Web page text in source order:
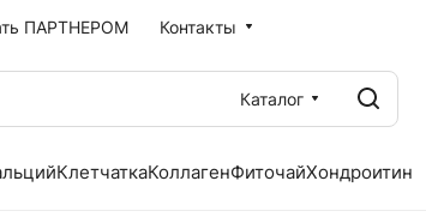
ПАРТНЕРОМ Контакты
Каталог
КлетчаткаКоллагенФиточайХондроитин